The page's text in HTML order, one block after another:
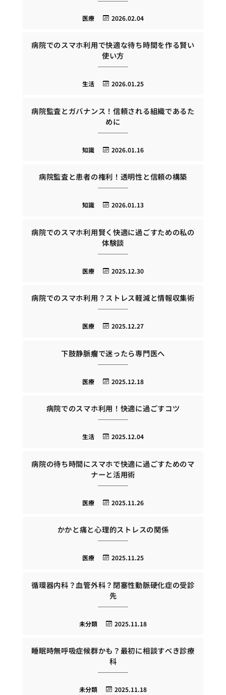
2026.02.04
医療
病院でのスマホ利用で快適な待ち時間を作る賢い
使い方
2026.01.25
生活
病院監査とガバナンス！信頼される組織であるた
めに
2026.01.16
知識
病院監査と患者の権利！透明性と信頼の構築
2026.01.13
知識
病院でのスマホ利用賢く快適に過ごすための私の
体験談
2025.12.30
医療
病院でのスマホ利用？ストレス軽減と情報収集術
2025.12.27
医療
下肢静脈瘤で迷ったら専門医へ
2025.12.18
医療
病院でのスマホ利用！快適に過ごすコツ
2025.12.04
生活
病院の待ち時間にスマホで快適に過ごすためのマ
ナーと活用術
2025.11.26
医療
かかと痛と心理的ストレスの関係
2025.11.25
医療
循環器内科？血管外科？閉塞性動脈硬化症の受診
先
2025.11.18
未分類
睡眠時無呼吸症候群かも？最初に相談すべき診療
科
2025.11.18
未分類